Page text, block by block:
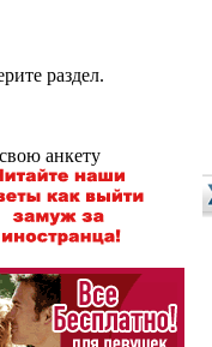
раздел.
анкету